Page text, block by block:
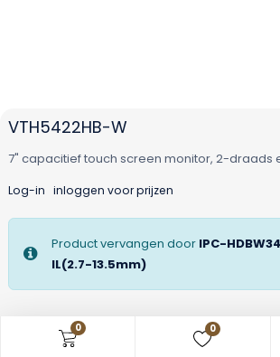
0 0
VTH5422HB-W
7" capacitief touch screen monitor, 2-draads
Log-in inloggen voor prijzen
Product vervangen door IPC-
IL(2.7-13.5mm)